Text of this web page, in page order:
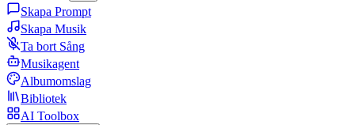
Skapa Prompt
Skapa Musik
Ta bort Sång
Musikagent
Albumomslag
Bibliotek
AI Toolbox